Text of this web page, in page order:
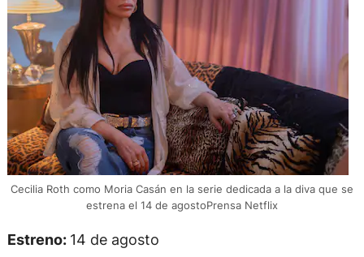
Cecilia Roth como Moria Casán en la serie dedicada a la diva que se
estrena el 14 de agostoPrensa Netflix
Estreno: 14 de agosto